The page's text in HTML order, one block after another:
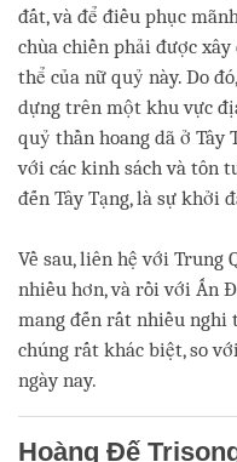
đất, và để điều phục
chùa chiền phải được
thể của nữ quỷ này. Do
dựng trên một khu vực
quỷ thần hoang dã ở Tây
với các kinh sách và tôn
đến Tây Tạng, là sự khởi
Về sau, liên hệ với Trung
nhiều hơn, và rồi với Ấn
mang đến rất nhiều nghi
chúng rất khác biệt, so
ngày nay.
Hoàng Đế